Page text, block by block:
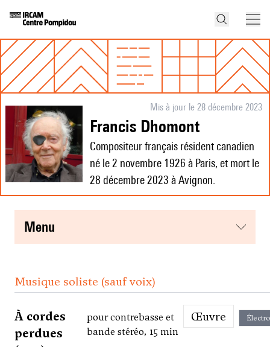
Mis à jour le 28 décembre 2023
Francis Dhomont
Compositeur français résident canadien
né le 2 novembre 1926 à Paris, et mort le
28 décembre 2023 à Avignon.
menu
Musique soliste (sauf voix)
À cordes
perdues
pour contrebasse et
bande stéréo, 15 min
Œuvre